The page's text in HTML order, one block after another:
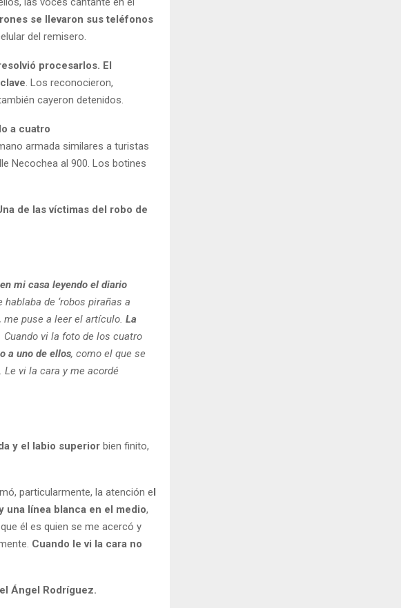
se llevaron sus teléfonos
del remisero.
procesarlos. El
. Los reconocieron,
cayeron detenidos.
a cuatro
armada similares a turistas
Necochea al 900. Los botines
de las víctimas del robo de
mi casa leyendo el diario
de ‘robos pirañas a
me puse a leer el artículo. La
... Cuando vi la foto de los cuatro
a uno de ellos, como el que se
vi la cara y me acordé
y el labio superior bien finito,
particularmente, la atención el
una línea blanca en el medio,
él es quien se me acercó y
Cuando le vi la cara no
Ángel Rodríguez.